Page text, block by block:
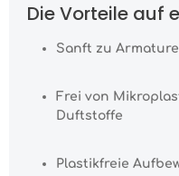
Die Vorteile auf
Sanft zu
Frei von
Duftstoffe
Plastikfreie